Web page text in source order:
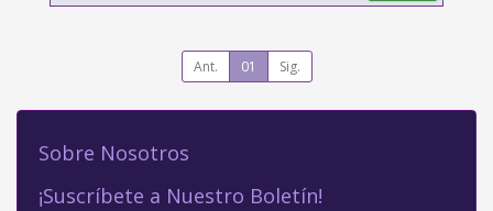
Ant. 01 Sig.
Sobre Nosotros
¡Suscríbete a Nuestro Boletín!